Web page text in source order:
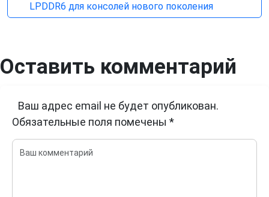
LPDDR6 для консолей нового поколения
Оставить комментарий
Ваш адрес email не будет опубликован.
Обязательные поля помечены *